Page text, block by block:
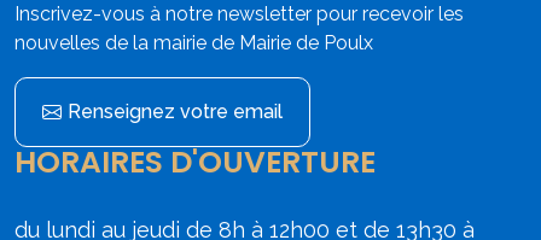
Inscrivez-vous à notre newsletter pour recevoir les
nouvelles de la mairie de Mairie de Poulx
Renseignez votre email
HORAIRES D'OUVERTURE
du lundi au jeudi de 8h à 12h00 et de 13h30 à